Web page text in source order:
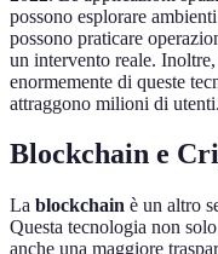
possono esplorare
possono praticare
un intervento reale.
enormemente di queste
attraggono milioni di utenti.
Blockchain e
La blockchain è un altro
Questa tecnologia non
anche una maggiore